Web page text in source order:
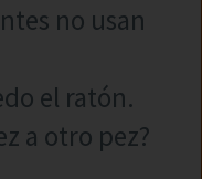
no usan
el ratón.
a otro pez?